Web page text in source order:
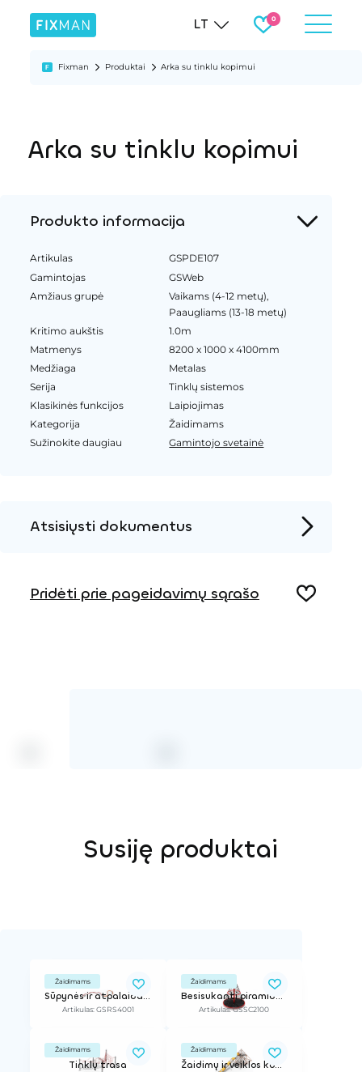
LT
Fixman Produktai Arka su tinklu kopimui
Arka su tinklu kopimui
Produkto informacija
Artikulas
GSPDE107
Gamintojas
GSWeb
Amžiaus grupė
Vaikams (4-12 metų),
Paaugliams (13-18 metų)
Kritimo aukštis
1.0m
Matmenys
8200 x 1000 x 4100mm
Medžiaga
Metalas
Serija
Tinklų sistemos
Klasikinės funkcijos
Laipiojimas
Kategorija
Žaidimams
Sužinokite daugiau
Gamintojo svetainė
Atsisiųsti dokumentus
Pridėti prie pageidavimų sąrašo
Susiję produktai
Žaidimams
Sūpynės ir atpalaidavimo sistema
Artikulas: GSRS4001
Žaidimams
Besisukanti piramidė, h - 4 m
Artikulas: GSSC2100
Žaidimams
Tinklų trasa
Žaidimams
Žaidimų ir veiklos kompleksas